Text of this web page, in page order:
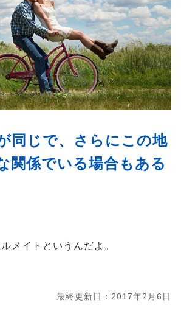
同じで、さらにこの地
関係でいる場合もある
メイトというんだよ。
最終更新日：2017年2月6日